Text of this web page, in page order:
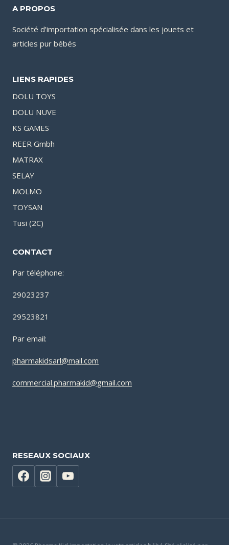
A PROPOS
Société d’importation spécialisée dans les jouets et
articles pur bébés
LIENS RAPIDES
DOLU TOYS
DOLU NUVE
KS GAMES
REER Gmbh
MATRAX
SELAY
MOLMO
TOYSAN
Tusi (2C)
CONTACT
Par téléphone:
29023237
29523821
Par email:
pharmakidsarl@mail.com
commercial.pharmakid@gmail.com
RESEAUX SOCIAUX